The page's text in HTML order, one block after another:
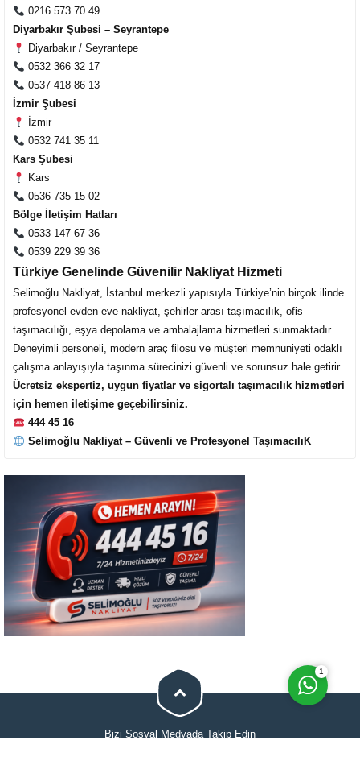
0216 573 70 49
Diyarbakır Şubesi – Seyrantepe
Diyarbakır / Seyrantepe
0532 366 32 17
0537 418 86 13
İzmir Şubesi
İzmir
0532 741 35 11
Kars Şubesi
Kars
0536 735 15 02
Bölge İletişim Hatları
0533 147 67 36
0539 229 39 36
Türkiye Genelinde Güvenilir Nakliyat Hizmeti
Selimoğlu Nakliyat, İstanbul merkezli yapısıyla Türkiye’nin birçok ilinde
profesyonel evden eve nakliyat, şehirler arası taşımacılık, ofis
taşımacılığı, eşya depolama ve ambalajlama hizmetleri sunmaktadır.
Deneyimli personeli, modern araç filosu ve müşteri memnuniyeti odaklı
çalışma anlayışıyla taşınma sürecinizi güvenli ve sorunsuz hale getirir.
Ücretsiz ekspertiz, uygun fiyatlar ve sigortalı taşımacılık hizmetleri
için hemen iletişime geçebilirsiniz.
444 45 16
Selimoğlu Nakliyat – Güvenli ve Profesyonel TaşımacılıK
Bizi Sosyal Medyada Takip Edin
Cevap Yaz
1